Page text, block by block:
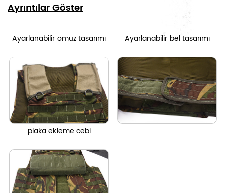
Ayrıntılar Göster
Ayarlanabilir omuz tasarımı Ayarlanabilir bel tasarımı
plaka ekleme cebi